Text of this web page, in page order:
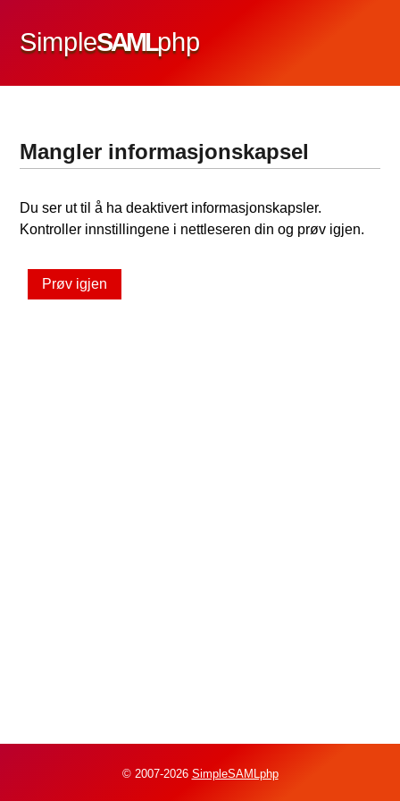
SimpleSAMLphp
Mangler informasjonskapsel
Du ser ut til å ha deaktivert informasjonskapsler.
Kontroller innstillingene i nettleseren din og prøv igjen.
Prøv igjen
© 2007-2026 SimpleSAMLphp